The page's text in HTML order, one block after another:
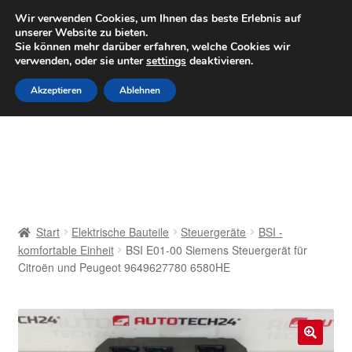
LIEFERUNG ab 6 EUR
Mo–Fr 9–16 Uhr · 0175 7465658
Zur
Navigation
springen
Zum
Inhalt
springen
Beschwerdeordnung
Start Elektrische Bauteile Steuergeräte
BSI -
komfortable Einheit
BSI E01-00 Siemens Steuergerät für
Citroën und Peugeot 9649627780 6580HE
Wir verwenden Cookies, um Ihnen das beste Erlebnis auf
unserer Website zu bieten.
Sie können mehr darüber erfahren, welche Cookies wir
verwenden, oder sie untersettings deaktivieren.
Akzeptieren Ablehnen